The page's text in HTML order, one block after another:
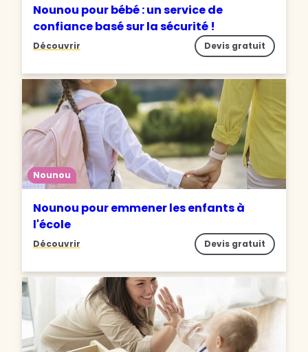
Nounou pour bébé : un service de
confiance basé sur la sécurité !
Découvrir Devis gratuit
Nounou
Nounou pour emmener les enfants à
l'école
Découvrir Devis gratuit